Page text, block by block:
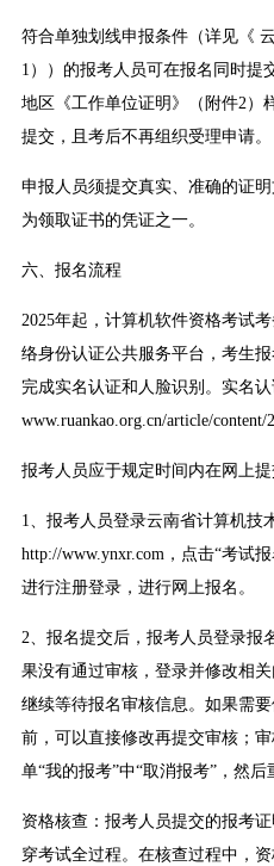
符合单独划线申报条件（详见《
1）
）的报考人员可在报名同时提
地区《工作单位证明》（附件2）
提交，且考后不再组织受理申请。
申报人员须提交真实、准确的证
为领取证书的凭证之一。
六、报名流程
2025年起，计算机软件资格考试
络身份认证公共服务平台，考生
完成实名认证和人脸识别。实名
www.ruankao.org.cn/article/content/
报考人员应于规定时间内在网上
1、报考人员登录云南省计算机技
http://www.ynxr.com，点击“考试
进行注册登录，进行网上报名。
2、报名提交后，报考人员登录报
果没有通过审核，登录并修改相
继续等待报名审核信息。如果需
前，可以直接修改再提交审核；
单“我的报考”中“取消报考”，然后
资格核查：报考人员提交的报考
穿考试全过程。在核查过程中，